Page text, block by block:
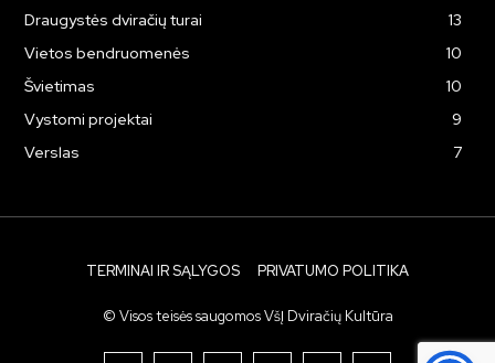
Draugystės dviračių turai
13
Vietos bendruomenės
10
Švietimas
10
Vystomi projektai
9
Verslas
7
TERMINAI IR SĄLYGOS PRIVATUMO POLITIKA
© Visos teisės saugomos VšĮ Dviračių Kultūra